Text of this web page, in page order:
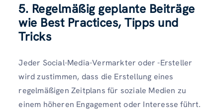
5. Regelmäßig geplante Beiträge
wie Best Practices, Tipps und
Tricks
Jeder Social-Media-Vermarkter oder -Ersteller
wird zustimmen, dass die Erstellung eines
regelmäßigen Zeitplans für soziale Medien zu
einem höheren Engagement oder Interesse führt.